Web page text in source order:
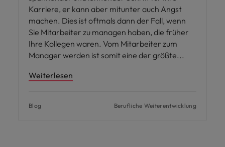
Karriere, er kann aber mitunter auch Angst
machen. Dies ist oftmals dann der Fall, wenn
Sie Mitarbeiter zu managen haben, die früher
Ihre Kollegen waren. Vom Mitarbeiter zum
Manager werden ist somit eine der größte
Weiterlesen
Blog Berufliche Weiterentwicklung